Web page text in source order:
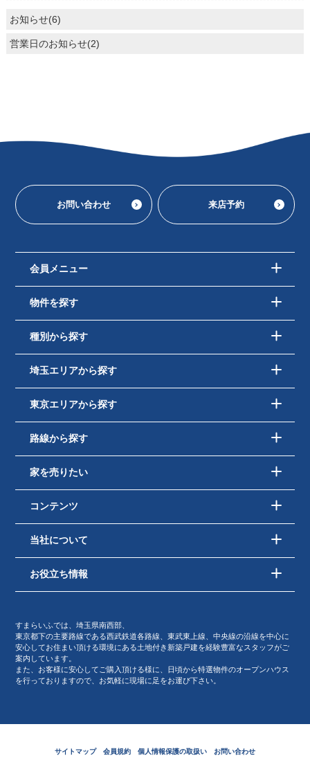
お知らせ(6)
営業日のお知らせ(2)
お問い合わせ 来店予約
会員メニュー
物件を探す
種別から探す
埼玉エリアから探す
東京エリアから探す
路線から探す
家を売りたい
コンテンツ
当社について
お役立ち情報
すまらいふでは、埼玉県南西部、
東京都下の主要路線である西武鉄道各路線、東武東上線、中央線の沿線を中心に
安心してお住まい頂ける環境にある土地付き新築戸建を経験豊富なスタッフがご
案内しています。
また、お客様に安心してご購入頂ける様に、日頃から特選物件のオープンハウス
を行っておりますので、お気軽に現場に足をお運び下さい。
サイトマップ 会員規約 個人情報保護の取扱い お問い合わせ